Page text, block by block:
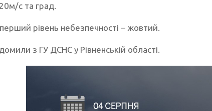
с та град.
рівень небезпечності – жовтий.
з ГУ ДСНС у Рівненській області.